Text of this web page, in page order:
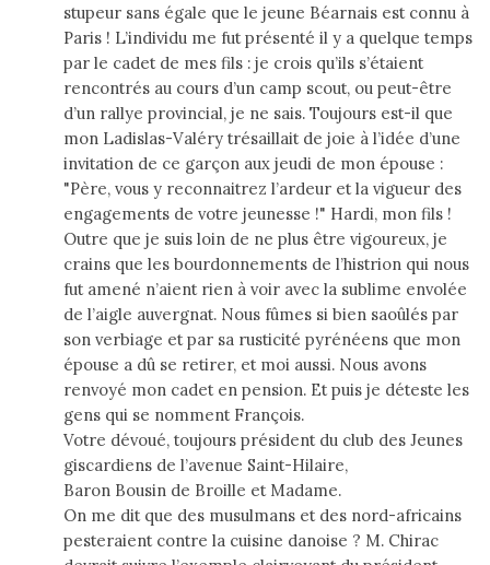
stupeur sans égale que le jeune Béarnais est connu à
Paris ! L’individu me fut présenté il y a quelque temps
par le cadet de mes fils : je crois qu’ils s’étaient
rencontrés au cours d’un camp scout, ou peut-être
d’un rallye provincial, je ne sais. Toujours est-il que
mon Ladislas-Valéry trésaillait de joie à l’idée d’une
invitation de ce garçon aux jeudi de mon épouse :
"Père, vous y reconnaitrez l’ardeur et la vigueur des
engagements de votre jeunesse !" Hardi, mon fils !
Outre que je suis loin de ne plus être vigoureux, je
crains que les bourdonnements de l’histrion qui nous
fut amené n’aient rien à voir avec la sublime envolée
de l’aigle auvergnat. Nous fûmes si bien saoûlés par
son verbiage et par sa rusticité pyrénéens que mon
épouse a dû se retirer, et moi aussi. Nous avons
renvoyé mon cadet en pension. Et puis je déteste les
gens qui se nomment François.
Votre dévoué, toujours président du club des Jeunes
giscardiens de l’avenue Saint-Hilaire,
Baron Bousin de Broille et Madame.
On me dit que des musulmans et des nord-africains
pesteraient contre la cuisine danoise ? M. Chirac